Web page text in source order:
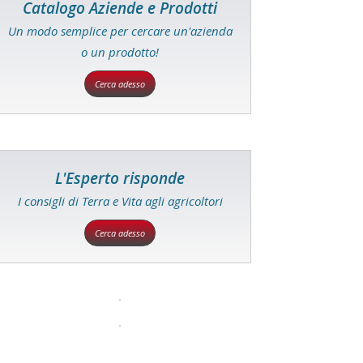
Catalogo Aziende e Prodotti
Un modo semplice per cercare un'azienda
o un prodotto!
Cerca adesso
L'Esperto risponde
I consigli di Terra e Vita agli agricoltori
Cerca adesso